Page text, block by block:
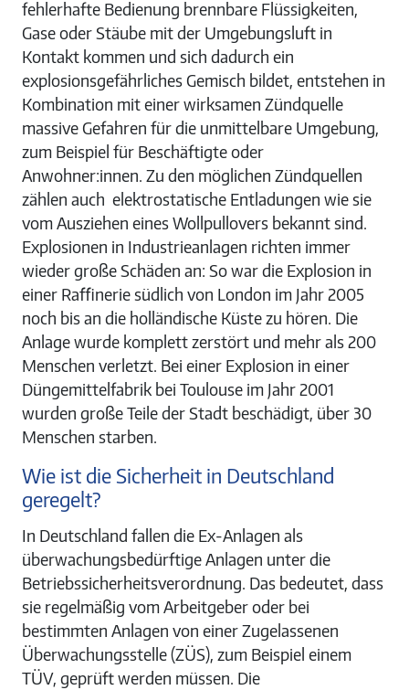
fehlerhafte Bedienung brennbare Flüssigkeiten,
Gase oder Stäube mit der Umgebungsluft in
Kontakt kommen und sich dadurch ein
explosionsgefährliches Gemisch bildet, entstehen in
Kombination mit einer wirksamen Zündquelle
massive Gefahren für die unmittelbare Umgebung,
zum Beispiel für Beschäftigte oder
Anwohner:innen. Zu den möglichen Zündquellen
zählen auch elektrostatische Entladungen wie sie
vom Ausziehen eines Wollpullovers bekannt sind.
Explosionen in Industrieanlagen richten immer
wieder große Schäden an: So war die Explosion in
einer Raffinerie südlich von London im Jahr 2005
noch bis an die holländische Küste zu hören. Die
Anlage wurde komplett zerstört und mehr als 200
Menschen verletzt. Bei einer Explosion in einer
Düngemittelfabrik bei Toulouse im Jahr 2001
wurden große Teile der Stadt beschädigt, über 30
Menschen starben.
Wie ist die Sicherheit in Deutschland
geregelt?
In Deutschland fallen die Ex-Anlagen als
überwachungsbedürftige Anlagen unter die
Betriebssicherheitsverordnung. Das bedeutet, dass
sie regelmäßig vom Arbeitgeber oder bei
bestimmten Anlagen von einer Zugelassenen
Überwachungsstelle (ZÜS), zum Beispiel einem
TÜV, geprüft werden müssen. Die